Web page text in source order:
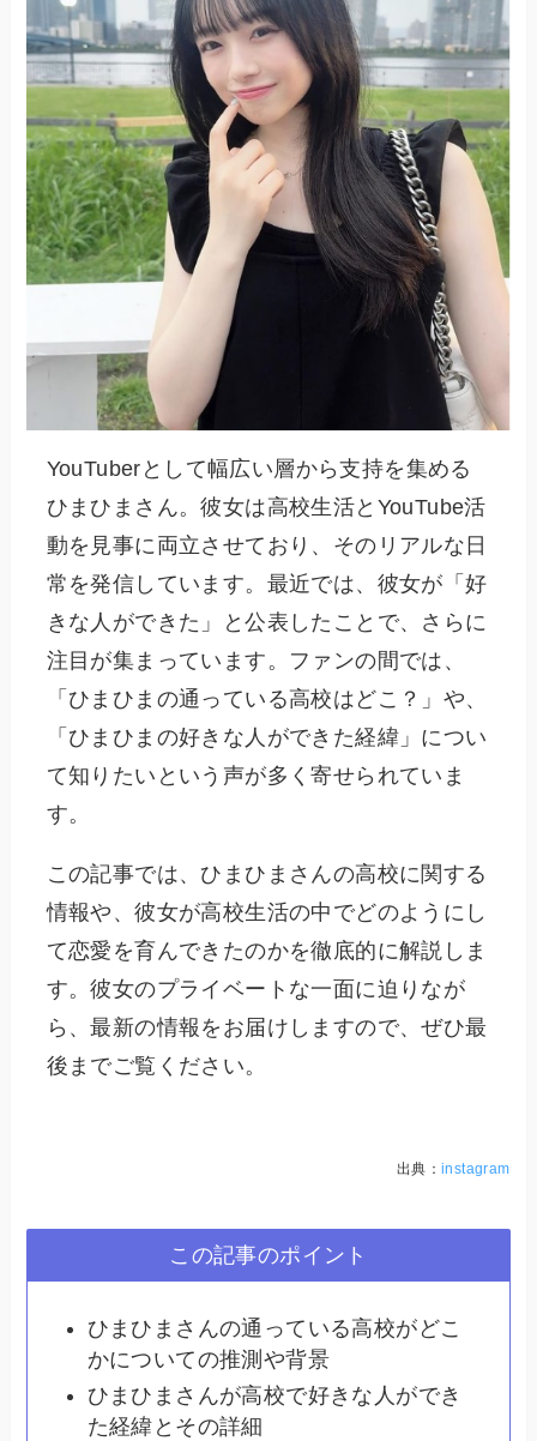
YouTuberとして幅広い層から支持を集める
ひまひまさん。彼女は高校生活とYouTube活
動を見事に両立させており、そのリアルな日
常を発信しています。最近では、彼女が「好
きな人ができた」と公表したことで、さらに
注目が集まっています。ファンの間では、
「ひまひまの通っている高校はどこ？」や、
「ひまひまの好きな人ができた経緯」につい
て知りたいという声が多く寄せられていま
す。
この記事では、ひまひまさんの高校に関する
情報や、彼女が高校生活の中でどのようにし
て恋愛を育んできたのかを徹底的に解説しま
す。彼女のプライベートな一面に迫りなが
ら、最新の情報をお届けしますので、ぜひ最
後までご覧ください。
出典： instagram
この記事のポイント
ひまひまさんの通っている高校がどこ
かについての推測や背景
ひまひまさんが高校で好きな人ができ
た経緯とその詳細